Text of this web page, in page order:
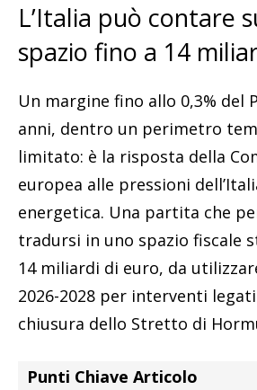
L’Italia può contare
spazio fino a 14
Un margine fino allo 0,3% del
anni, dentro un perimetro
limitato: è la risposta della
europea alle pressioni
energetica. Una partita che
tradursi in uno spazio fiscale
14 miliardi di euro, da
2026-2028 per interventi
chiusura dello Stretto di
Punti Chiave Articolo